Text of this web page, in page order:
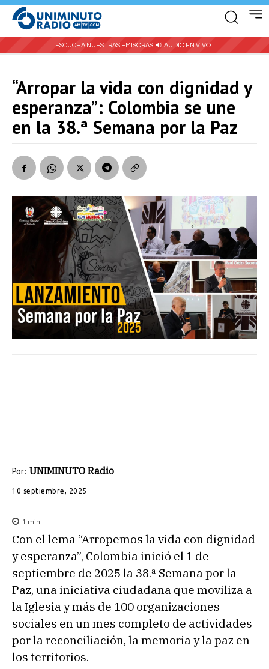
ESCUCHA NUESTRAS EMISORAS: 🔊 AUDIO EN VIVO |
“Arropar la vida con dignidad y
esperanza”: Colombia se une
en la 38.ª Semana por la Paz
Por: UNIMINUTO Radio
10 septiembre, 2025
1 min.
Con el lema “Arropemos la vida con dignidad
y esperanza”, Colombia inició el 1 de
septiembre de 2025 la 38.ª Semana por la
Paz, una iniciativa ciudadana que moviliza a
la Iglesia y más de 100 organizaciones
sociales en un mes completo de actividades
por la reconciliación, la memoria y la paz en
los territorios.